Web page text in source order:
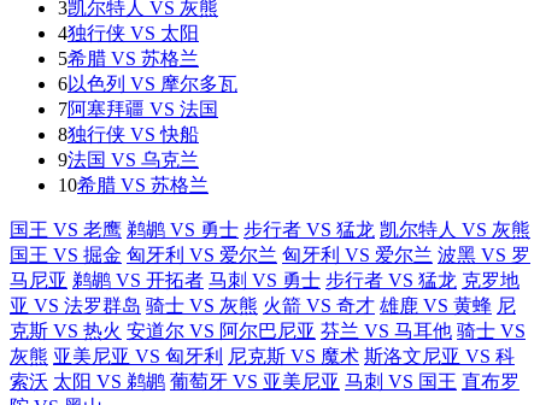
3凯尔特人 VS 灰熊
4独行侠 VS 太阳
5希腊 VS 苏格兰
6以色列 VS 摩尔多瓦
7阿塞拜疆 VS 法国
8独行侠 VS 快船
9法国 VS 乌克兰
10希腊 VS 苏格兰
国王 VS 老鹰 鹈鹕 VS 勇士 步行者 VS 猛龙 凯尔特人 VS 灰熊
国王 VS 掘金 匈牙利 VS 爱尔兰 匈牙利 VS 爱尔兰 波黑 VS 罗
马尼亚 鹈鹕 VS 开拓者 马刺 VS 勇士 步行者 VS 猛龙 克罗地
亚 VS 法罗群岛 骑士 VS 灰熊 火箭 VS 奇才 雄鹿 VS 黄蜂 尼
克斯 VS 热火 安道尔 VS 阿尔巴尼亚 芬兰 VS 马耳他 骑士 VS
灰熊 亚美尼亚 VS 匈牙利 尼克斯 VS 魔术 斯洛文尼亚 VS 科
索沃 太阳 VS 鹈鹕 葡萄牙 VS 亚美尼亚 马刺 VS 国王 直布罗